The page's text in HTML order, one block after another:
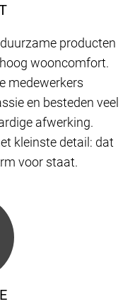
producten
wooncomfort.
medewerkers
en besteden veel
afwerking.
kleinste detail: dat
voor staat.